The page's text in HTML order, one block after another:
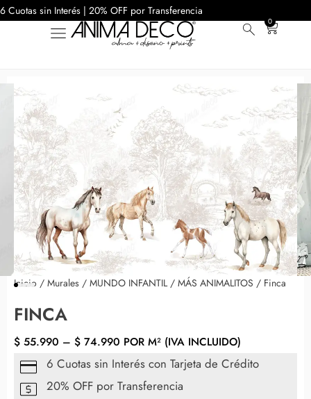
6 Cuotas sin Interés | 20% OFF por Transferencia
0
Inicio / Murales / MUNDO INFANTIL/ MÁS ANIMALITOS / Finca
FINCA
$ 55.990 – $ 74.990 POR M² (IVA INCLUIDO)
6 Cuotas sin Interés con Tarjeta de Crédito
20% OFF por Transferencia